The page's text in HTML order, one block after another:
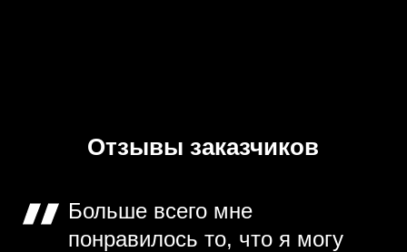
Отзывы заказчиков
Больше всего мне
понравилось то, что я могу